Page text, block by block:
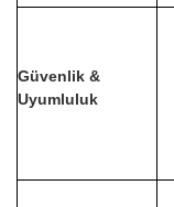
Güvenlik &
Uyumluluk